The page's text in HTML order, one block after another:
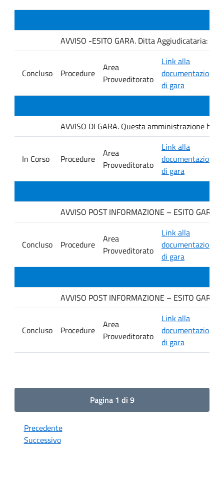
AVVISO -ESITO GARA. Ditta Aggiudicataria:
Concluso Procedure
Area
Provveditorato
Link alla
documentazione
di gara
AVVISO DI GARA. Questa amministrazione
In Corso Procedure
Area
Provveditorato
Link alla
documentazione
di gara
AVVISO POST INFORMAZIONE – ESITO
Concluso Procedure
Area
Provveditorato
Link alla
documentazione
di gara
AVVISO POST INFORMAZIONE – ESITO
Concluso Procedure
Area
Provveditorato
Link alla
documentazione
di gara
Pagina 1 di 9
Precedente
Successivo